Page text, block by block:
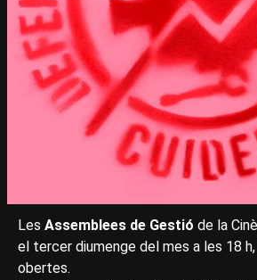
Les Assemblees de Gestió de la
el tercer diumenge del mes a les 18
obertes.